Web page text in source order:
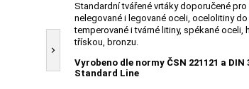
Standardní tvářené vrtáky doporučené
nelegované i legované oceli, ocelolitiny
temperované i tvárné litiny, spékané oceli,
třískou, bronzu.
Vyrobeno dle normy ČSN 221121 a
Standard Line